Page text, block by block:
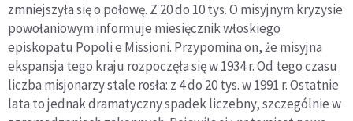
zmniejszyła się o połowę. Z 20 do 10 tys. O misyjnym kryzysie
powołaniowym informuje miesięcznik włoskiego
episkopatu Popoli e Missioni. Przypomina on, że misyjna
ekspansja tego kraju rozpoczęła się w 1934 r. Od tego czasu
liczba misjonarzy stale rosła: z 4 do 20 tys. w 1991 r. Ostatnie
lata to jednak dramatyczny spadek liczebny, szczególnie w